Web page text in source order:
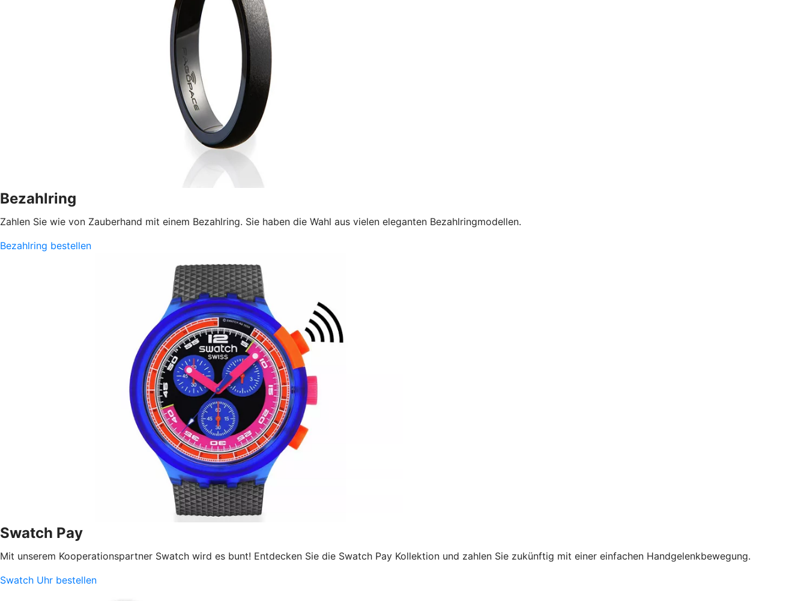
Bezahlring
Zahlen Sie wie von Zauberhand mit einem Bezahlring. Sie haben die Wahl aus vielen eleganten Bezahlringmodellen.
Bezahlring bestellen
Swatch Pay
Mit unserem Kooperationspartner Swatch wird es bunt! Entdecken Sie die Swatch Pay Kollektion und zahlen Sie zukünftig mit einer einfachen Handgelenkbewegung.
Swatch Uhr bestellen